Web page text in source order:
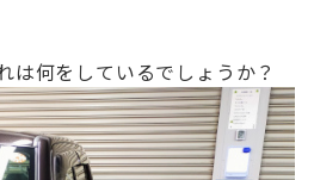
は何をしているでしょうか？